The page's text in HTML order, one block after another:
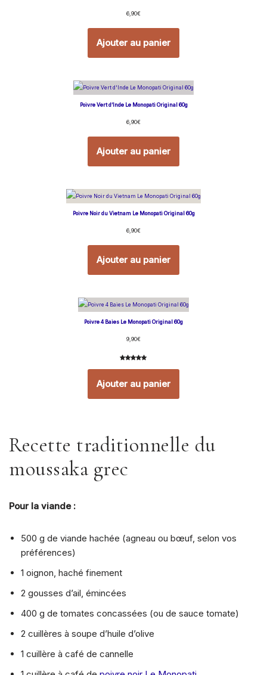
6,90€
Ajouter au panier
Poivre Vert d’Inde Le Monopati Original 60g
6,90€
Ajouter au panier
Poivre Noir du Vietnam Le Monopati Original 60g
6,90€
Ajouter au panier
Poivre 4 Baies Le Monopati Original 60g
9,90€
basé sur
notations
client
Ajouter au panier
Recette traditionnelle du
moussaka grec
Pour la viande :
500 g de viande hachée (agneau ou bœuf, selon vos
préférences)
1 oignon, haché finement
2 gousses d’ail, émincées
400 g de tomates concassées (ou de sauce tomate)
2 cuillères à soupe d’huile d’olive
1 cuillère à café de cannelle